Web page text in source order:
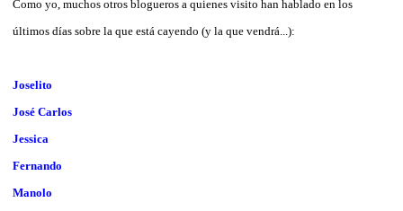
Como yo, muchos otros blogueros a quienes visito han hablado en los
últimos días sobre la que está cayendo (y la que vendrá...):
Joselito
José Carlos
Jessica
Fernando
Manolo